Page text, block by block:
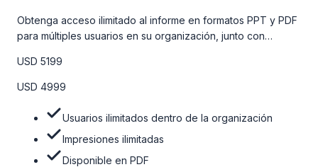
Obtenga acceso ilimitado al informe en formatos PPT y PDF
para múltiples usuarios en su organización, junto con
venta, el soporte post-venta de nuestros analistas y una
opción de actualización gratuita del informe dentro de 180
la tabla de precios a continuación.
USD 5199
USD 4999
Usuarios ilimitados dentro de la organización
Impresiones ilimitadas
Disponible en PDF